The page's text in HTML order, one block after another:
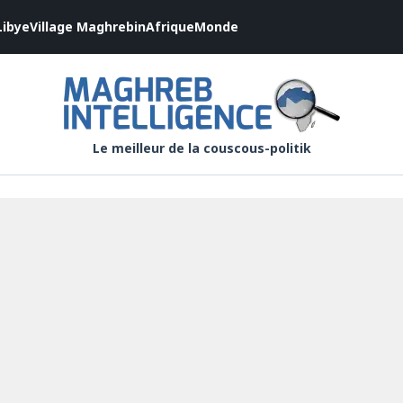
Village MaghrebinAfriqueMonde
Le meilleur de la couscous-politik